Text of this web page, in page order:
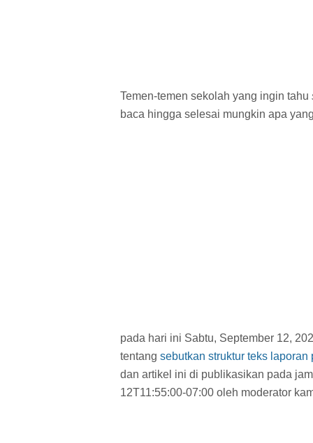
Temen-temen sekolah yang ingin tahu
baca hingga selesai mungkin apa
pada hari ini Sabtu, September 12,
tentang sebutkan struktur teks laporan
dan artikel ini di publikasikan pada
12T11:55:00-07:00 oleh moderator